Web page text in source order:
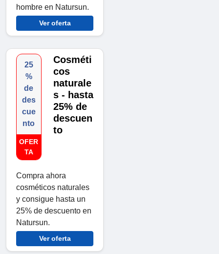
hombre en Natursun.
Ver oferta
25
%
de
des
cue
nto
OFER
TA
Cosméti
cos
naturale
s - hasta
25% de
descuen
to
Compra ahora
cosméticos naturales
y consigue hasta un
25% de descuento en
Natursun.
Ver oferta